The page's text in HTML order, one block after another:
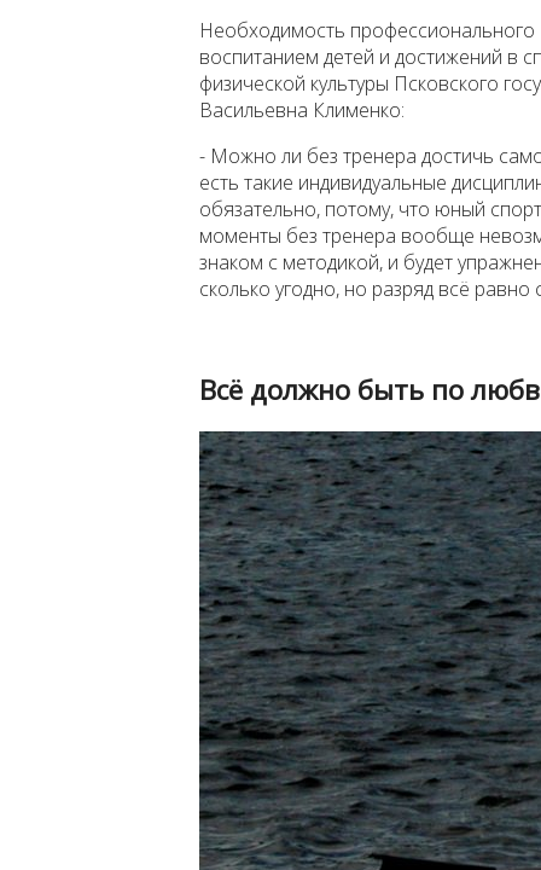
Необходимость
воспитанием детей и достижений в
физической культуры Псковского
Васильевна Клименко:
- Можно ли без тренера достичь
есть такие индивидуальные
обязательно, потому, что юный
моменты без тренера вообще
знаком с методикой, и будет
сколько угодно, но разряд всё равно
Всё должно быть по